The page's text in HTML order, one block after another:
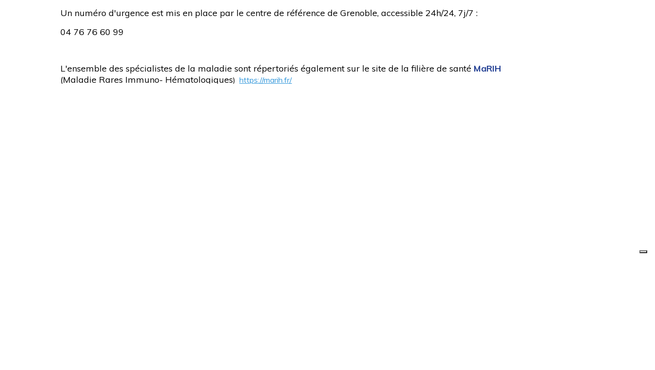
Un numéro d'urgence est mis en place par le centre de référence de Grenoble, accessible 24h/24, 7j/7 :
04 76 76 60 99
L'ensemble des spécialistes de la maladie sont répertoriés également sur le site de la filière de santé MaRIH
(Maladie Rares Immuno- Hématologiques) https://marih.fr/